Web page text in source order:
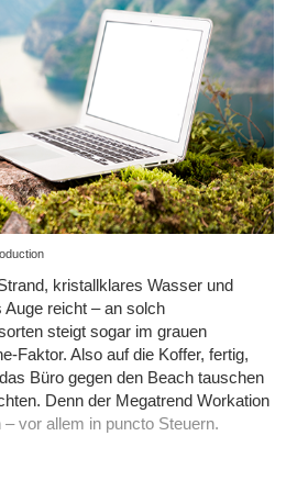
Jobtickets auch Budgets
von Sharing-Angeboten
Carsharing-Autos, enthalten sein.
und Ermäßigungskarten für
etwa der monatliche Anteil einer
sein.
gelegentlichen Nutzung von Pkw ist
ausgelegte Mietwagen-, Leasing-
nicht unter das Mobilitätsbudget.
Nutzung überlassene
bereits eine
Fahrten Wohnung-Arbeitsstätte
für ein
in Anspruch genommen werden.
versteuern?
einen solchen
kristallklares Wasser und
Auge reicht – an solch
steigt sogar im grauen
Faktor. Also auf die Koffer, fertig,
Büro gegen den Beach tauschen
Denn der Megatrend Workation
vor allem in puncto Steuern.